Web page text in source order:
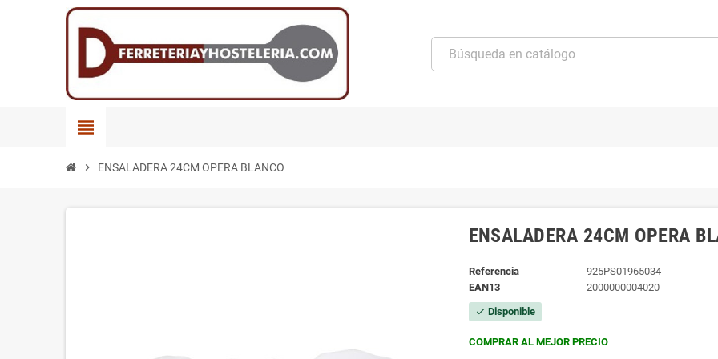
view_headline
chevron_right ENSALADERA 24CM OPERA BLANCO
ENSALADERA 24CM OPERA
Referencia
925PS01965034
EAN13
2000000004020
check Disponible
COMPRAR AL MEJOR PRECIO